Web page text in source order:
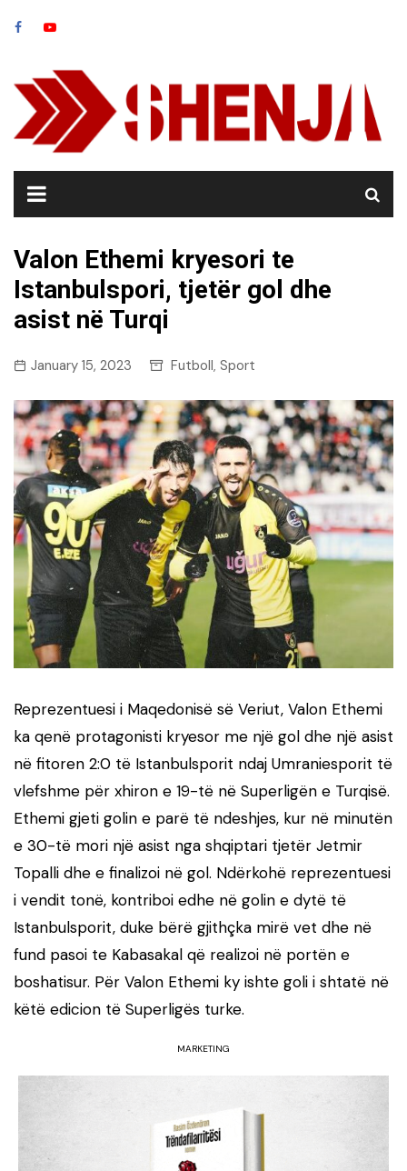
Valon Ethemi kryesori te
Istanbulspori, tjetër gol dhe
asist në Turqi
January 15, 2023 Futboll, Sport
Reprezentuesi i Maqedonisë së Veriut, Valon Ethemi
ka qenë protagonisti kryesor me një gol dhe një asist
në fitoren 2:0 të Istanbulsporit ndaj Umraniesporit të
vlefshme për xhiron e 19-të në Superligën e Turqisë.
Ethemi gjeti golin e parë të ndeshjes, kur në minutën
e 30-të mori një asist nga shqiptari tjetër Jetmir
Topalli dhe e finalizoi në gol. Ndërkohë reprezentuesi
i vendit tonë, kontriboi edhe në golin e dytë të
Istanbulsporit, duke bërë gjithçka mirë vet dhe në
fund pasoi te Kabasakal që realizoi në portën e
boshatisur. Për Valon Ethemi ky ishte goli i shtatë në
këtë edicion të Superligës turke.
MARKETING